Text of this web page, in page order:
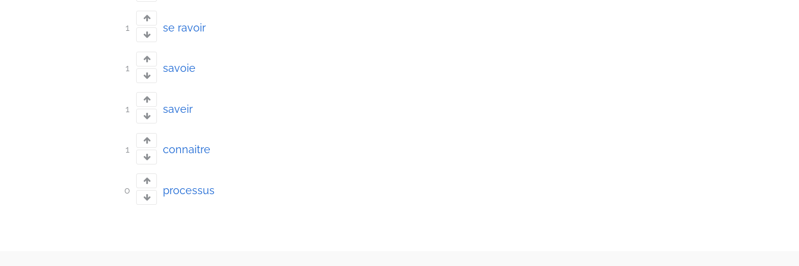
1 se ravoir
1 savoie
1 saveir
1 connaitre
0 processus